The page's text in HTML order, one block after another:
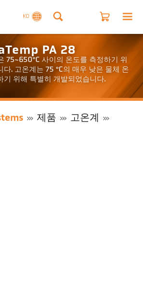
KO
PA 28
75~650°C 사이의 온도를 측정하기 위
다. 고온계는 75 °C의 매우 낮은 물체 온
기 위해 특별히 개발되었습니다.
제품
고온계